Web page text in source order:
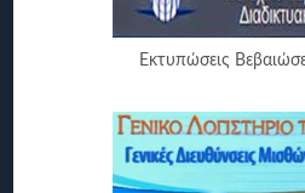
Εκτυπώσεις